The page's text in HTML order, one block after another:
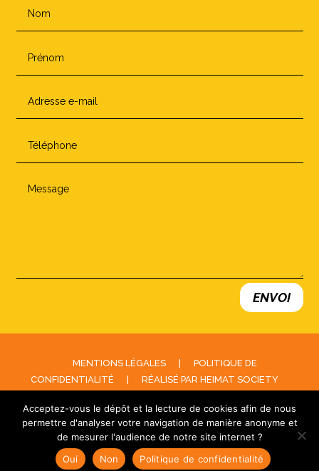
ENVOI
MENTIONS LÉGALES
POLITIQUE DE
CONFIDENTIALITÉ
RÉALISÉ PAR HEIMAT SOCIETY
Acceptez-vous le dépôt et la lecture de cookies afin de nous
permettre d'analyser votre navigation de manière anonyme et
de mesurer l'audience de notre site internet ?
Oui
Non Politique de confidentialité